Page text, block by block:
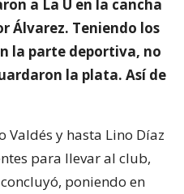
a La U en la cancha
Álvarez. Teniendo los
la parte deportiva, no
la plata. Así de
Valdés y hasta Lino Díaz
para llevar al club,
concluyó, poniendo en